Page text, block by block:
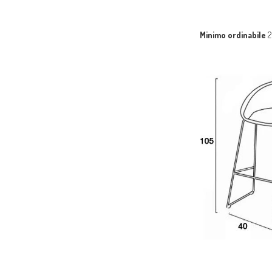
Minimo ordinabile